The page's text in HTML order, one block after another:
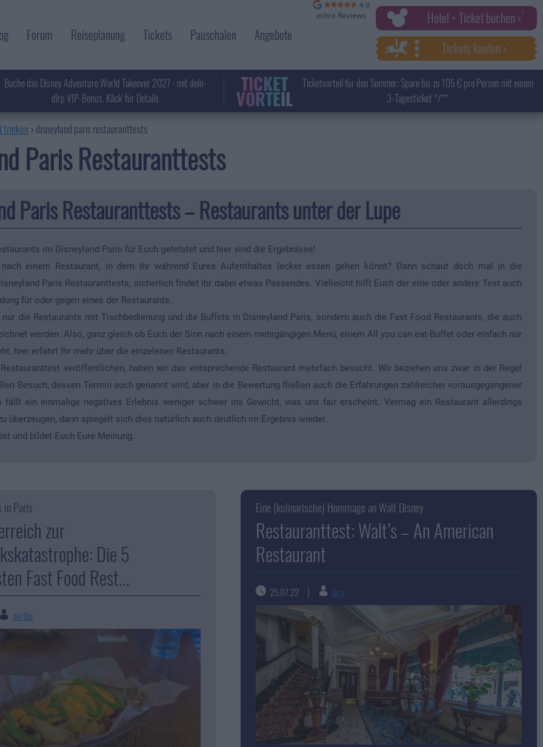
Forum Reiseplanung Tickets Pauschalen Angebote
Hotel + Ticket buchen ›
Tickets kaufen ›
Buche das Disney Adventure World Takeover 2027 - mit dein-
dlrp VIP-Bonus. Klick' für Details
TICKET
VORTEIL
Ticketvorteil für den Sommer: Spare bis zu 105 € pro Person mit einem
3-Tagesticket */**
trinken>disneyland paris restauranttests
Paris Restauranttests
Paris Restauranttests – Restaurants unter der Lupe
im Disneyland Paris für Euch getetstet und hier sind die Ergebnisse!
einem Restaurant, in dem Ihr während Eures Aufenthaltes lecker essen gehen könnt? Dann schaut doch mal in die
Paris Restauranttests, sicherlich findet Ihr dabei etwas Passendes. Vielleicht hilft Euch der eine oder andere Test auch
für oder gegen eines der Restaurants.
die Restaurants mit Tischbedienung und die Buffets in Disneyland Paris, sondern auch die Fast Food Restaurants, die auch
werden. Also, ganz gleich ob Euch der Sinn nach einem mehrgängigen Menü, einem All you can eat-Buffet oder einfach nur
hier erfahrt Ihr mehr über die einzelenen Restaurants.
veröffentlichen, haben wir das entsprechende Restaurant mehrfach besucht. Wir beziehen uns zwar in der Regel
Besuch, dessen Termin auch genannt wird, aber in die Bewertung fließen auch die Erfahrungen zahlreicher vorausgegangener
fällt ein einmalige negatives Erlebnis weniger schwer ins Gewicht, was uns fair erscheint. Vermag ein Restaurant allerdings
überzeugen, dann spiegelt sich dies natürlich auch deutlich im Ergebnis wieder.
und bildet Euch Eure Meinung.
in Paris
zur
Die 5
Fast Food Rest...
dörthe
Eine (kulinarische) Hommage an Walt Disney
Restauranttest: Walt’s – An American
Restaurant
25.07.22 lara